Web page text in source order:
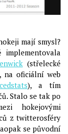
mají smysl?
(střelecké
na oficiální web
), a tím
Stalo se tak po
hokejovými
z twitterosféry
se původní